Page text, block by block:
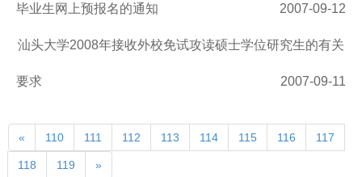
毕业生网上预报名的通知 2007-09-12
汕头大学2008年接收外校免试攻读硕士学位研究生的有关
要求 2007-09-11
« 110 111 112 113 114 115 116 117
118 119 »